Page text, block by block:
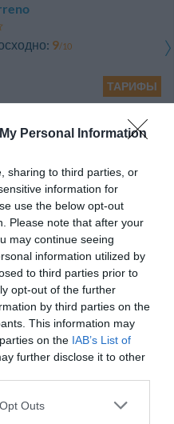
Personal Information
sharing to third parties, or
information for
use the below opt-out
Please note that after your
may continue seeing
information utilized by
to third parties prior to
opt-out of the further
by third parties on the
This information may
on the IAB’s List of
further disclose it to other
Outs
9/10
ТАРИФЫ
ТАРИФЫ
8.6/10